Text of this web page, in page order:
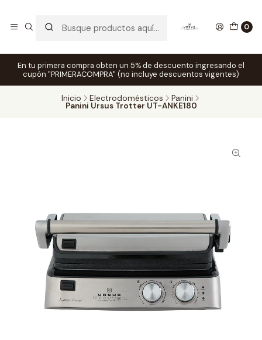
0
En tu primera compra obten un 5% de descuento ingresando el
cupón "PRIMERACOMPRA" (no incluye descuentos vigentes)
Inicio Electrodomésticos Panini
Panini Ursus Trotter UT-ANKE180